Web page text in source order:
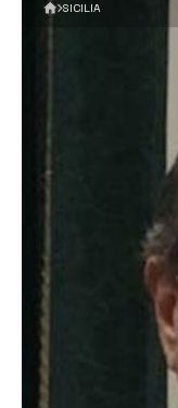
SICILIA